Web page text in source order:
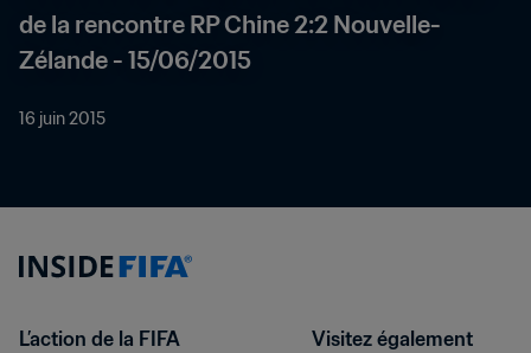
de la rencontre RP Chine 2:2 Nouvelle-
Zélande - 15/06/2015
16 juin 2015
L’action de la FIFA
Visitez également